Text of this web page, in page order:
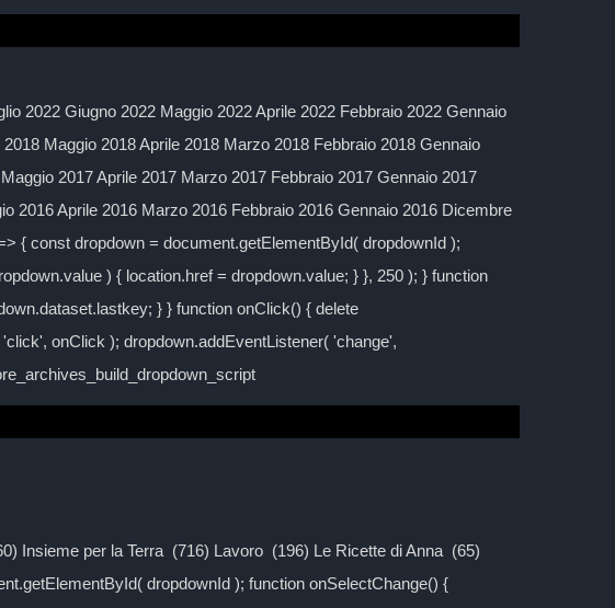
2022 Giugno 2022 Maggio 2022 Aprile 2022 Febbraio 2022 Gennaio
Maggio 2018 Aprile 2018 Marzo 2018 Febbraio 2018 Gennaio
2017 Aprile 2017 Marzo 2017 Febbraio 2017 Gennaio 2017
2016 Aprile 2016 Marzo 2016 Febbraio 2016 Gennaio 2016 Dicembre
{ const dropdown = document.getElementById( dropdownId );
) { location.href = dropdown.value; } }, 250 ); } function
} } function onClick() { delete
onClick ); dropdown.addEventListener( 'change',
Insieme per la Terra (716) Lavoro (196) Le Ricette di Anna (65)
dropdownId ); function onSelectChange() {